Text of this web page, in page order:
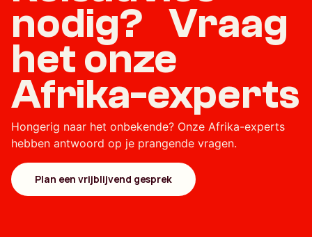
nodig? Vraag
het onze
Afrika-experts
Hongerig naar het onbekende? Onze Afrika-experts
hebben antwoord op je prangende vragen.
Plan een vrijblijvend gesprek